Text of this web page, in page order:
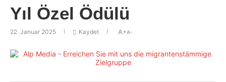
Yıl Özel Ödülü
22. Januar 2025 Kaydet A+A-